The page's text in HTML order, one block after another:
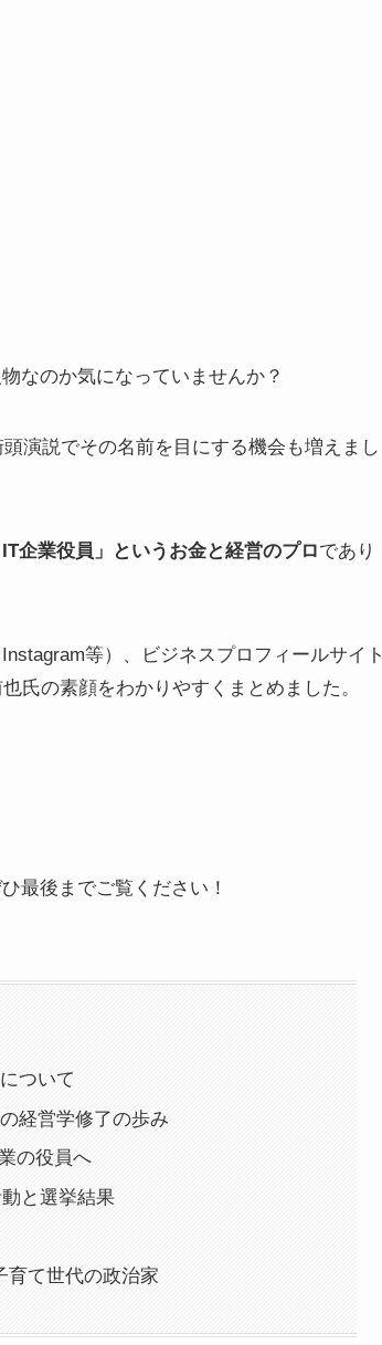
なのか気になっていませんか？
演説でその名前を目にする機会も増えまし
企業役員」というお金と経営のプロであり
等）、ビジネスプロフィールサイト
氏の素顔をわかりやすくまとめました。
最後までご覧ください！
ついて
経営学修了の歩み
の役員へ
と選挙結果
育て世代の政治家